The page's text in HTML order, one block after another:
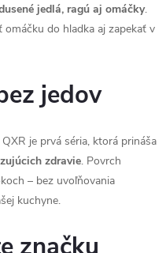
jedlá, ragú aj omáčky.
do hladka aj zapekať v
jedov
je prvá séria, ktorá prináša
zdravie. Povrch
– bez uvoľňovania
kuchyne.